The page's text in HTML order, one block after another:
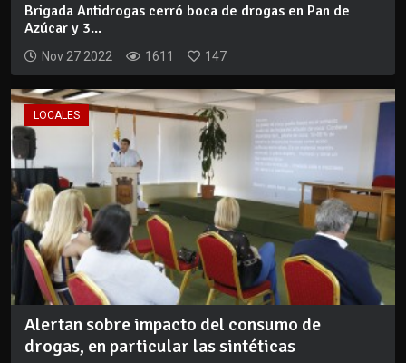
Brigada Antidrogas cerró boca de drogas en Pan de
Azúcar y 3...
Nov 27 2022 1611 147
LOCALES
Alertan sobre impacto del consumo de
drogas, en particular las sintéticas